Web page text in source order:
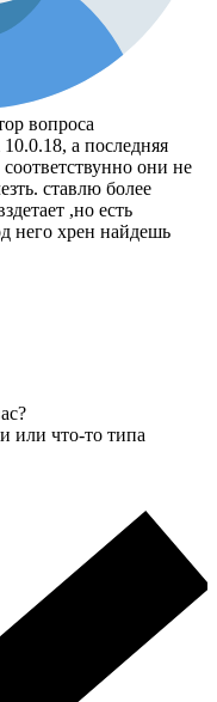
вопроса
а последняя
они не
ставлю более
,но есть
него хрен найдешь
или что-то типа